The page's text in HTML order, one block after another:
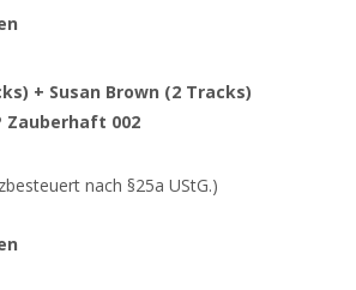
+ Susan Brown (2 Tracks)
Zauberhaft 002
nach §25a UStG.)